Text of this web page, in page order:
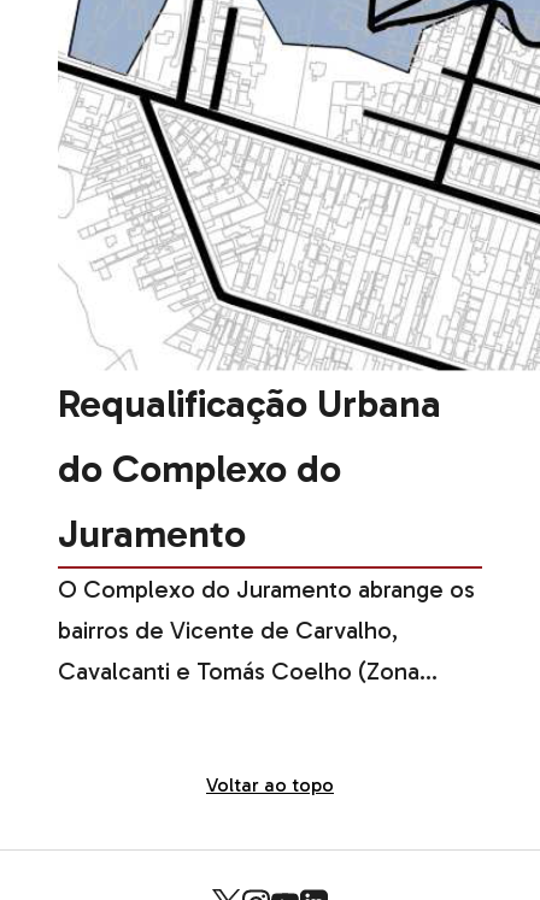
Requalificação Urbana
do Complexo do
Juramento
O Complexo do Juramento abrange os
bairros de Vicente de Carvalho,
Cavalcanti e Tomás Coelho (Zona
habitacionais, equipamentos
Voltar ao topo